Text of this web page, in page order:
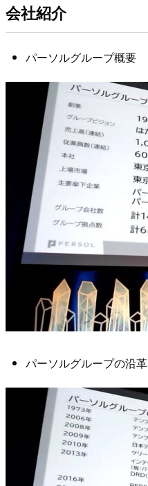
会社紹介
パーソルグループ概要
パーソルグループの沿革